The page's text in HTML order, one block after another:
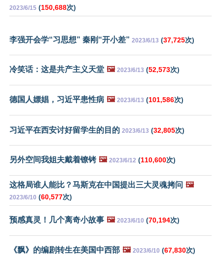
2023/6/15 (150,688次)
李强开会学“习思想” 秦刚“开小差” 2023/6/13 (37,725次)
冷笑话：这是共产主义天堂 🖼️ 2023/6/13 (52,573次)
德国人嫖娼，习近平患性病 🖼️ 2023/6/13 (101,586次)
习近平在西安讨好留学生的目的 2023/6/13 (32,805次)
另外空间我姐夫戴着镣铐 🖼️ 2023/6/12 (110,600次)
这格局谁人能比？马斯克在中国提出三大灵魂拷问 🖼️
2023/6/10 (60,577次)
预感真灵！几个离奇小故事 🖼️ 2023/6/10 (70,194次)
《飘》的编剧转生在美国中西部 🖼️ 2023/6/10 (67,830次)